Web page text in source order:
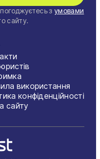
з умовами
сайту.
використання
конфіденційності
сайту